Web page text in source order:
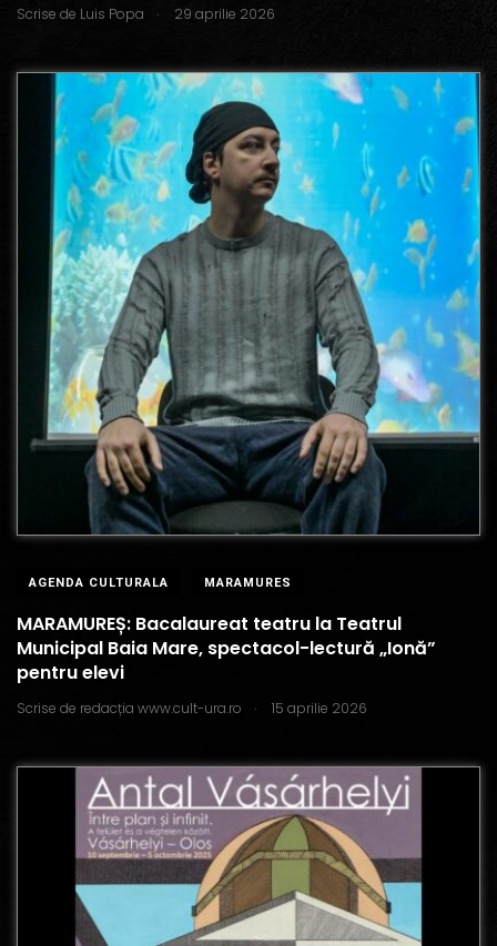
Scrise de Luis Popa . 29 aprilie 2026
AGENDA CULTURALA MARAMURES
MARAMUREȘ: Bacalaureat teatru la Teatrul
Municipal Baia Mare, spectacol-lectură „Ionă”
pentru elevi
Scrise de redacția www.cult-ura.ro . 15 aprilie 2026